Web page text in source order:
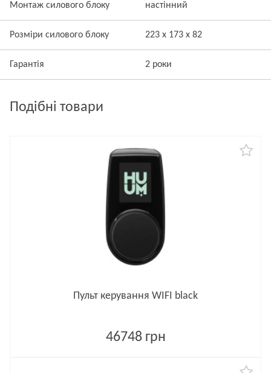
Монтаж силового блоку настінний
Розміри силового блоку 223 х 173 х 82
Гарантія 2 роки
Подібні товари
Пульт керування WIFI black
46748 грн